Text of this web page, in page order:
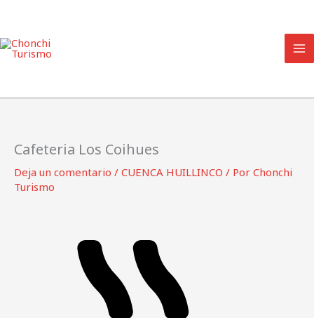
contenido
Cafeteria Los Coihues
Deja un comentario / CUENCA HUILLINCO / Por Chonchi
Turismo